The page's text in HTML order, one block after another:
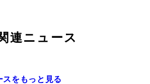
連ニュース
スをもっと見る